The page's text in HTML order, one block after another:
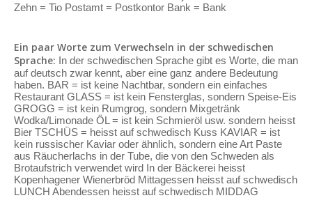
Zehn = Tio Postamt = Postkontor Bank = Bank
Ein paar Worte zum Verwechseln in der schwedischen
Sprache: In der schwedischen Sprache gibt es Worte, die man
auf deutsch zwar kennt, aber eine ganz andere Bedeutung
haben. BAR = ist keine Nachtbar, sondern ein einfaches
Restaurant GLASS = ist kein Fensterglas, sondern Speise-Eis
GROGG = ist kein Rumgrog, sondern Mixgetränk
Wodka/Limonade ÖL = ist kein Schmieröl usw. sondern heisst
Bier TSCHÜS = heisst auf schwedisch Kuss KAVIAR = ist
kein russischer Kaviar oder ähnlich, sondern eine Art Paste
aus Räucherlachs in der Tube, die von den Schweden als
Brotaufstrich verwendet wird In der Bäckerei heisst
Kopenhagener Wienerbröd Mittagessen heisst auf schwedisch
LUNCH Abendessen heisst auf schwedisch MIDDAG